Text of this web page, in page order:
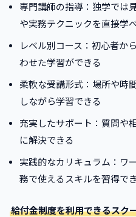
専門講師の指導：独学では
や実務テクニックを直接学
レベル別コース：初心者か
わせた学習ができる
柔軟な受講形式：場所や時
しながら学習できる
充実したサポート：質問や
に解決できる
実践的なカリキュラム：ワ
務で使えるスキルを習得で
給付金制度を利用できるスク